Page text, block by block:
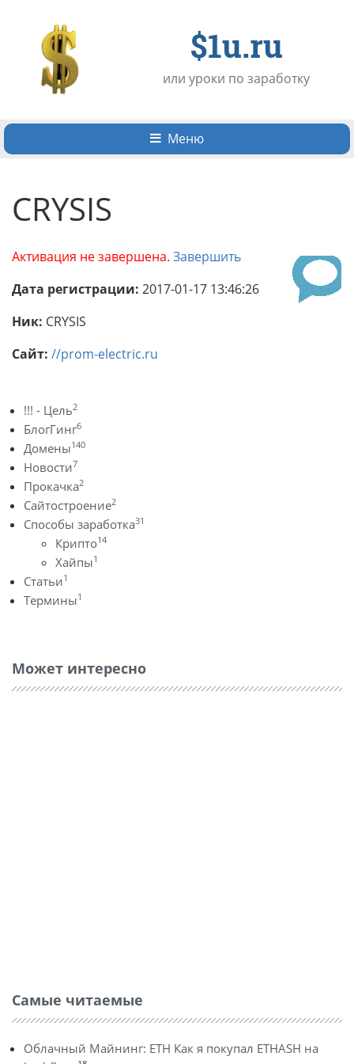
$1u.ru
или уроки по заработку
Меню
CRYSIS
Активация не завершена. Завершить
Дата регистрации: 2017-01-17 13:46:26
Ник: CRYSIS
Сайт: //prom-electric.ru
!!! - Цель2
БлогГинг6
Домены140
Новости7
Прокачка2
Сайтостроение2
Способы заработка31
Крипто14
Хайпы1
Статьи1
Термины1
Может интересно
Самые читаемые
Облачный Майнинг: ETH Как я покупал ETHASH на